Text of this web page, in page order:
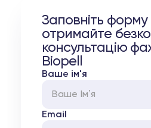
Заповніть форму
отримайте
консультацію
Biopell
Ваше ім'я
Email